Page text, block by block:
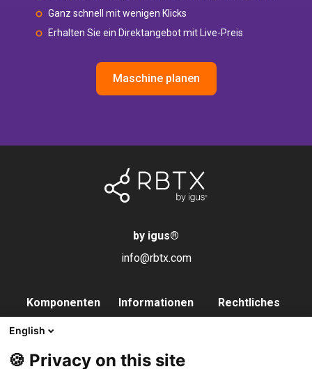
Ganz schnell mit wenigen Klicks
Erhalten Sie ein Direktangebot mit Live-Preis
Maschine planen
by igus®
info@rbtx.com
Komponenten
Informationen
Rechtliches
English
🍪 Privacy on this site